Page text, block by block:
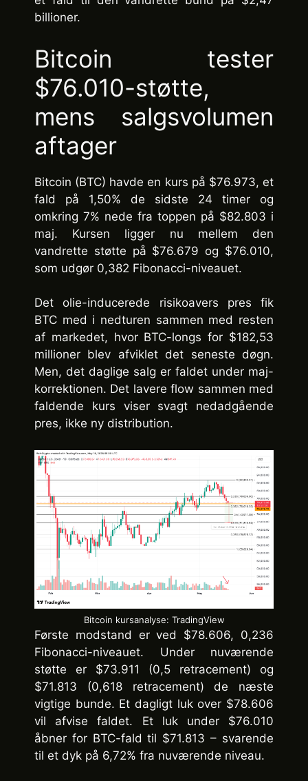
billioner.
Bitcoin tester
$76.010-støtte,
mens salgsvolumen
aftager
Bitcoin (BTC) havde en kurs på $76.973, et
fald på 1,50% de sidste 24 timer og
omkring 7% nede fra toppen på $82.803 i
maj. Kursen ligger nu mellem den
vandrette støtte på $76.679 og $76.010,
som udgør 0,382 Fibonacci-niveauet.
Det olie-inducerede risikoavers pres fik
BTC med i nedturen sammen med resten
af markedet, hvor BTC-longs for $182,53
millioner blev afviklet det seneste døgn.
Men, det daglige salg er faldet under maj-
korrektionen. Det lavere flow sammen med
faldende kurs viser svagt nedadgående
pres, ikke ny distribution.
Bitcoin kursanalyse: TradingView
Første modstand er ved $78.606, 0,236
Fibonacci-niveauet. Under nuværende
støtte er $73.911 (0,5 retracement) og
$71.813 (0,618 retracement) de næste
vigtige bunde. Et dagligt luk over $78.606
vil afvise faldet. Et luk under $76.010
åbner for BTC-fald til $71.813 – svarende
til et dyk på 6,72% fra nuværende niveau.